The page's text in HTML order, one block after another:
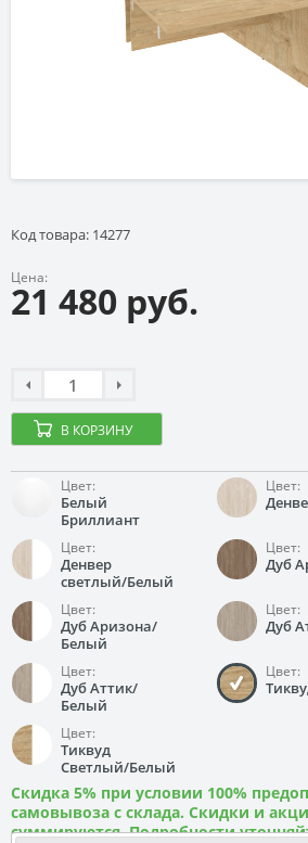
Код товара: 14277
Цена:
21 480 руб.
В КОРЗИНУ
Цвет:
Белый
Бриллиант
Цвет:
Цвет:
Денвер
светлый/Белый
Цвет:
Дуб
Цвет:
Дуб Аризона/
Белый
Цвет:
Дуб
Цвет:
Дуб Аттик/
Белый
Цвет:
Цвет:
Тиквуд
Светлый/Белый
Скидка 5% при условии 100%
самовывоза с склада. Скидки и
суммируются. Подробности